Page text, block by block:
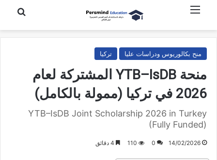
بحث عن
منح بكالوريوس ودراسات عليا تركيا
منحة YTB–IsDB المشتركة لعام
2026 في تركيا (ممولة بالكامل)
YTB–IsDB Joint Scholarship 2026 in Turkey
(Fully Funded)
14/02/2026
0
110